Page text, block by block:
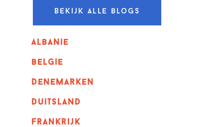
Bekijk alle blogs
albanie
belgie
denemarken
duitsland
frankrijk